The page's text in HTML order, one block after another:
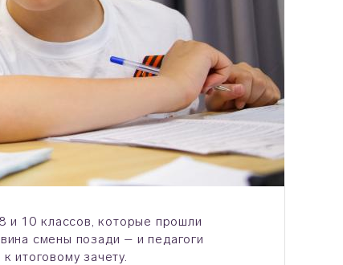
и 10 классов, которые прошли
смены позади – и педагоги
итоговому зачету.